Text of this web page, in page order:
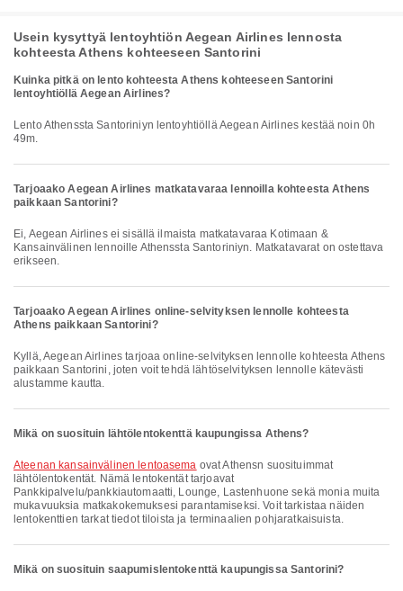
Usein kysyttyä lentoyhtiön Aegean Airlines lennosta
kohteesta Athens kohteeseen Santorini
Kuinka pitkä on lento kohteesta Athens kohteeseen Santorini
lentoyhtiöllä Aegean Airlines?
Lento Athenssta Santoriniyn lentoyhtiöllä Aegean Airlines kestää noin 0h
49m.
Tarjoaako Aegean Airlines matkatavaraa lennoilla kohteesta Athens
paikkaan Santorini?
Ei, Aegean Airlines ei sisällä ilmaista matkatavaraa Kotimaan &
Kansainvälinen lennoille Athenssta Santoriniyn. Matkatavarat on ostettava
erikseen.
Tarjoaako Aegean Airlines online-selvityksen lennolle kohteesta
Athens paikkaan Santorini?
Kyllä, Aegean Airlines tarjoaa online-selvityksen lennolle kohteesta Athens
paikkaan Santorini, joten voit tehdä lähtöselvityksen lennolle kätevästi
alustamme kautta.
Mikä on suosituin lähtölentokenttä kaupungissa Athens?
Ateenan kansainvälinen lentoasema ovat Athensn suosituimmat
lähtölentokentät. Nämä lentokentät tarjoavat
Pankkipalvelu/pankkiautomaatti, Lounge, Lastenhuone sekä monia muita
mukavuuksia matkakokemuksesi parantamiseksi. Voit tarkistaa näiden
lentokenttien tarkat tiedot tiloista ja terminaalien pohjaratkaisuista.
Mikä on suosituin saapumislentokenttä kaupungissa Santorini?